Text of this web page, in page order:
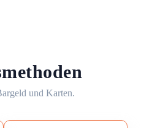
und Karten.